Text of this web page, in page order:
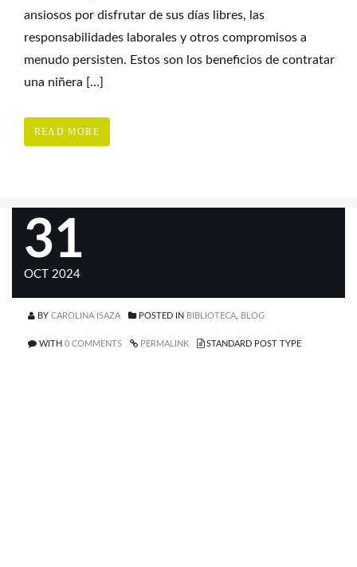
ansiosos por disfrutar de sus días libres, las
responsabilidades laborales y otros compromisos a
menudo persisten. Estos son los beneficios de contratar
una niñera […]
READ MORE
31
OCT 2024
BY CAROLINA ISAZA POSTED IN BIBLIOTECA BLOG
WITH 0 COMMENTS PERMALINK STANDARD POST TYPE